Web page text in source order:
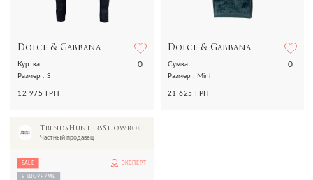
Dolce & Gabbana
0
Куртка
Размер : S
12 975 ГРН
Dolce & Gabbana
0
Сумка
Размер : Mini
21 625 ГРН
TrendsHuntersShowroom
Частный продавец
SALE
В ШОУРУМЕ
ЭКСПЕРТ